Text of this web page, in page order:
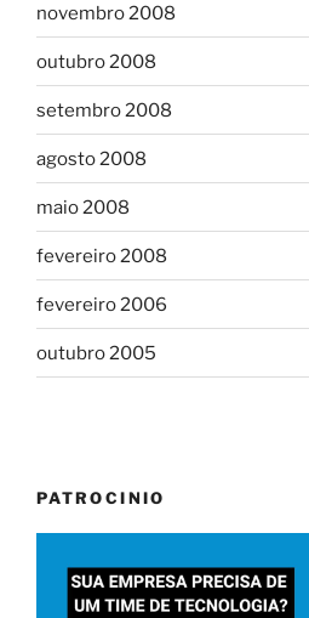
novembro 2008
outubro 2008
setembro 2008
agosto 2008
maio 2008
fevereiro 2008
fevereiro 2006
outubro 2005
PATROCINIO